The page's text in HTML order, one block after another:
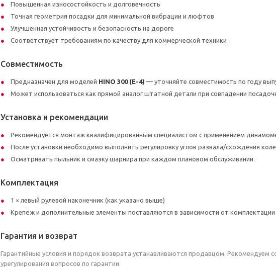
Повышенная износостойкость и долговечность
Точная геометрия посадки для минимальной вибрации и люфтов
Улучшенная устойчивость и безопасность на дороге
Соответствует требованиям по качеству для коммерческой техники
Совместимость
Предназначен для моделей HINO 300 (E-4) — уточняйте совместимость по году
Может использоваться как прямой аналог штатной детали при совпадении
Установка и рекомендации
Рекомендуется монтаж квалифицированным специалистом с применением
После установки необходимо выполнить регулировку углов развала/схождения
Осматривать пыльник и смазку шарнира при каждом плановом обслуживании.
Комплектация
1 × левый рулевой наконечник (как указано выше)
Крепёж и дополнительные элементы поставляются в зависимости от
Гарантия и возврат
Гарантийные условия и порядок возврата устанавливаются продавцом. Рекомендуем
урегулирования вопросов по гарантии.